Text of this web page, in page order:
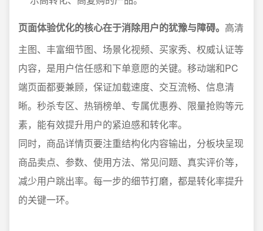
页面体验优化的核心在于消除用户的犹豫与障碍。 高清
主图、丰富细节图、场景化视频、买家秀、权威认证等
内容，是用户信任感和下单意愿的关键。移动端和PC
端页面都要兼顾，保证加载速度、交互流畅、信息清
晰。秒杀专区、热销榜单、专属优惠券、限量抢购等元
素，能有效提升用户的紧迫感和转化率。
同时，商品详情页要注重结构化内容输出，分板块呈现
商品卖点、参数、使用方法、常见问题、真实评价等，
减少用户跳出率。每一步的细节打磨，都是转化率提升
的关键一环。